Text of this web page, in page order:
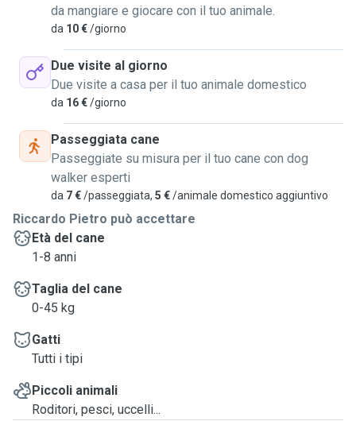
da mangiare e giocare con il tuo animale.
da 10 €/giorno
Due visite al giorno
Due visite a casa per il tuo animale domestico
da 16 €/giorno
Passeggiata cane
Passeggiate su misura per il tuo cane con dog
walker esperti
da 7 €/passeggiata, 5 €/animale domestico aggiuntivo
Riccardo Pietro può accettare
Età del cane
1-8 anni
Taglia del cane
0-45 kg
Gatti
Tutti i tipi
Piccoli animali
Roditori, pesci, uccelli...